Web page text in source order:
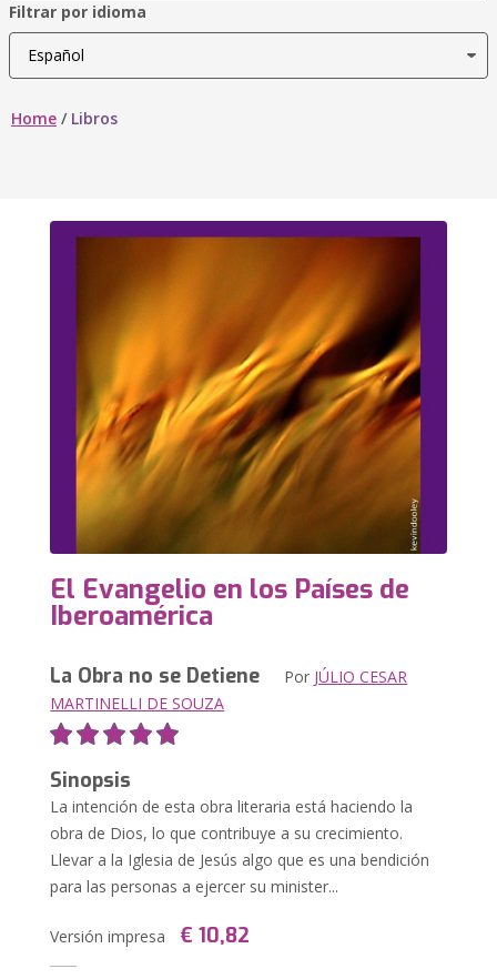
Filtrar por idioma
Home / Libros
El Evangelio en los Países de
Iberoamérica
La Obra no se Detiene Por JÚLIO CESAR
MARTINELLI DE SOUZA
Sinopsis
La intención de esta obra literaria está haciendo la
obra de Dios, lo que contribuye a su crecimiento.
Llevar a la Iglesia de Jesús algo que es una bendición
para las personas a ejercer su minister...
Versión impresa € 10,82